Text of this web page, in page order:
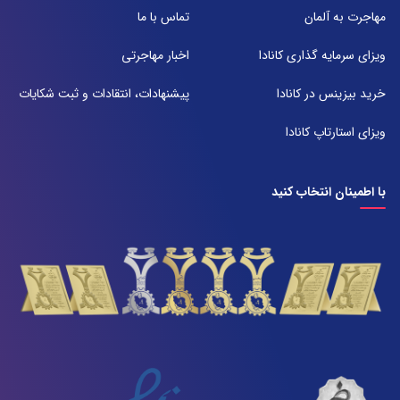
شعبه 2
تلفن:
مهاجرت به آلمان
ویزای سرمایه گذاری کانادا
خرید بیزینس در کانادا
ویزای استارتاپ کانادا
تماس با ما
اخبار مهاجرتی
پیشنهادات، انتقادات و ثبت شکایات
با اطمینان انتخاب کنید